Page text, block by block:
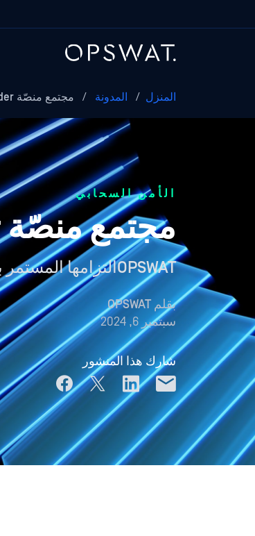
المنزل / المدونة / مجتمع منصّة MetaDefender السحابية الجديد
الأمن السحابي
مجتمع منصّة MetaDefender السحابية الجديد
OPSWATالتزامها المستمر بالتعاون والتمكين في مجال الأمن السيبراني
بقلم OPSWAT
سبتمبر 6, 2024
شارك هذا المنشور